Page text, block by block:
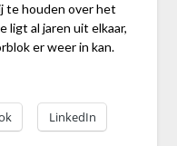
te houden over het
ligt al jaren uit elkaar,
er weer in kan.
LinkedIn